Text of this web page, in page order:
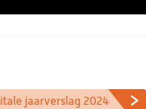
jaarverslag 2024